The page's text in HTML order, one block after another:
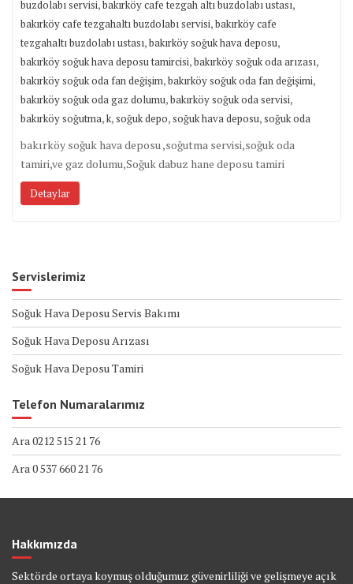
buzdolabı servisi,bakırköy cafe tezgah altı buzdolabı ustası,
bakırköy cafe tezgahaltı buzdolabı servisi,bakırköy cafe
tezgahaltı buzdolabı ustası,bakırköy soğuk hava deposu,
bakırköy soğuk hava deposu tamircisi,bakırköy soğuk oda arızası,
bakırköy soğuk oda fan değişim,bakırköy soğuk oda fan değişimi,
bakırköy soğuk oda gaz dolumu,bakırköy soğuk oda servisi,
bakırköy soğutma,k,soğuk depo,soğuk hava deposu,soğuk oda
bakırköy soğuk hava deposu ,soğutma servisi,soğuk oda
tamiri,ve gaz dolumu,Soğuk dabuz hane deposu tamiri
Detaylar
Servislerimiz
Soğuk Hava Deposu Servis Bakımı
Soğuk Hava Deposu Arızası
Soğuk Hava Deposu Tamiri
Telefon Numaralarımız
Ara 0212 515 21 76
Ara 0 537 660 21 76
Hakkımızda
Sektörde ortaya koymuş olduğumuz güvenirliliği ve gelişmeye açık